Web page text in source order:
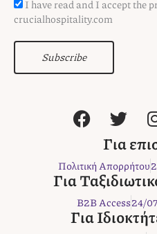
I have read and I accept the
crucialhospitality.com
Subscribe
F
a
e
b
o
o
T
w
i
t
t
e
r
Για
Πολιτική Απορρήτου
Για
B2B Access24/
Για